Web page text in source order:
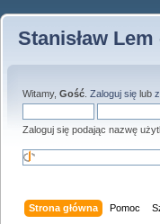
Stanisław
Witamy, Gość Zaloguj się lub
Zaloguj się podając nazwę
Strona główna Pomoc